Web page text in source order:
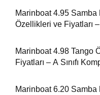
Marinboat 4.95 Samba
Özellikleri ve Fiyatları –
Marinboat 4.98 Tango
Fiyatları – A Sınıfı
Marinboat 6.20 Samba